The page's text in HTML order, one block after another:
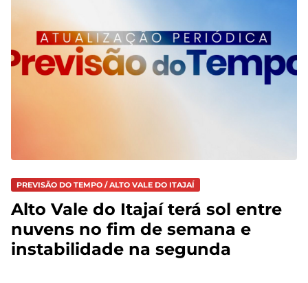
PREVISÃO DO TEMPO / ALTO VALE DO ITAJAÍ
Alto Vale do Itajaí terá sol entre
nuvens no fim de semana e
instabilidade na segunda